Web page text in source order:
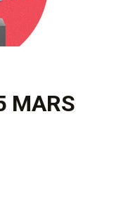
MARS